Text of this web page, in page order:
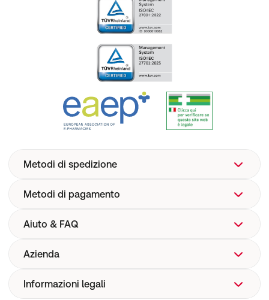
Metodi di spedizione
Metodi di pagamento
Aiuto & FAQ
Aiuto
Spedizione
Azienda
Chi siamo
Informazioni legali